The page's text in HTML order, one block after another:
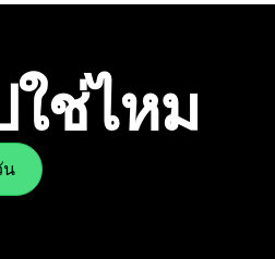
ใช่ไหม
น